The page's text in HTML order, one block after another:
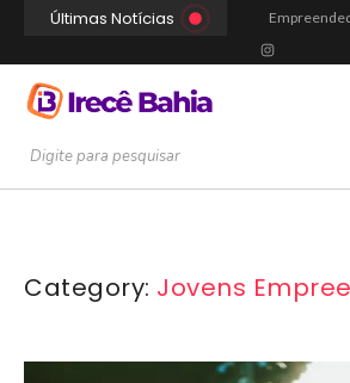
Últimas Notícias
Category: Jovens